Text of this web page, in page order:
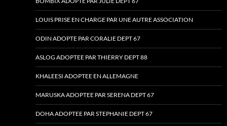
LOUIS PRISE EN CHARGE PAR UNE AUTRE ASSOCIATION
ODIN ADOPTE PAR CORALIE DEPT 67
ASLOG ADOPTEE PAR THIERRY DEPT 88
KHALEESI ADOPTEE EN ALLEMAGNE
MARUSKA ADOPTEE PAR SERENA DEPT 67
DOHA ADOPTEE PAR STEPHANIE DEPT 67